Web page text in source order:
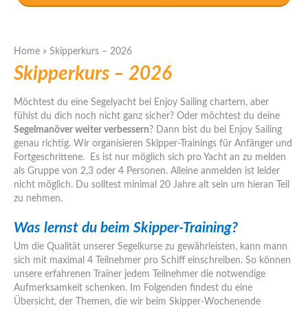
Home » Skipperkurs – 2026
Skipperkurs – 2026
Möchtest du eine Segelyacht bei Enjoy Sailing chartern, aber
fühlst du dich noch nicht ganz sicher? Oder möchtest du deine
Segelmanöver weiter verbessern ? Dann bist du bei Enjoy Sailing
genau richtig. Wir organisieren Skipper-Trainings für Anfänger und
Fortgeschrittene. Es ist nur möglich sich pro Yacht an zu melden
als Gruppe von 2,3 oder 4 Personen. Alleine anmelden ist leider
nicht möglich. Du solltest minimal 20 Jahre alt sein um hieran Teil
zu nehmen.
Was lernst du beim Skipper-Training?
Um die Qualität unserer Segelkurse zu gewährleisten, kann mann
sich mit maximal 4 Teilnehmer pro Schiff einschreiben. So können
unsere erfahrenen Trainer jedem Teilnehmer die notwendige
Aufmerksamkeit schenken. Im Folgenden findest du eine
Übersicht, der Themen, die wir beim Skipper-Wochenende